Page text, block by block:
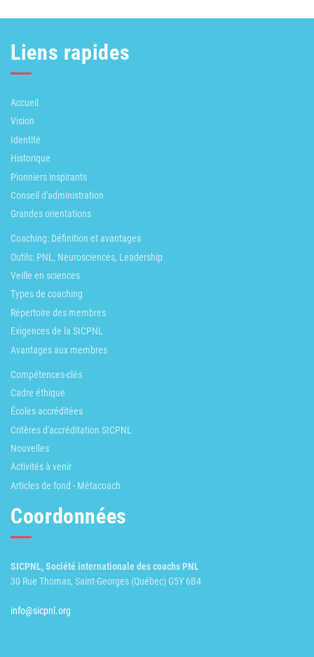
Liens rapides
Accueil
Vision
Identité
Historique
Pionniers inspirants
Conseil d'administration
Grandes orientations
Coaching: Définition et avantages
Outils: PNL, Neurosciences, Leadership
Veille en sciences
Types de coaching
Répertoire des membres
Exigences de la SICPNL
Avantages aux membres
Compétences-clés
Cadre éthique
Écoles accréditées
Critères d'accréditation SICPNL
Nouvelles
Activités à venir
Articles de fond - Métacoach
Coordonnées
SICPNL, Société internationale des coachs PNL
30 Rue Thomas, Saint-Georges (Québec) G5Y 6B4
info@sicpnl.org